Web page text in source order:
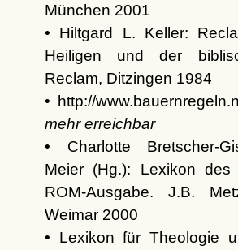
München 2001
• Hiltgard L. Keller:
Heiligen und der
Reclam, Ditzingen 1984
• http://
mehr erreichbar
• Charlotte Bretscher-
Meier (Hg.): Lexikon des
ROM-Ausgabe. J.B.
Weimar 2000
• Lexikon für Theologie